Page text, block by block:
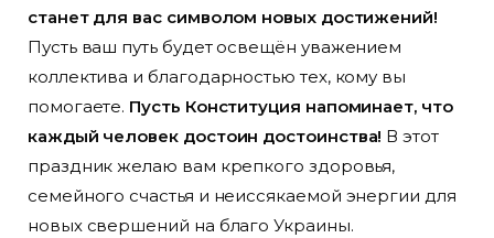
станет для вас символом новых достижений!
Пусть ваш путь будет освещён уважением
коллектива и благодарностью тех, кому вы
помогаете. Пусть Конституция напоминает, что
каждый человек достоин достоинства! В этот
праздник желаю вам крепкого здоровья,
семейного счастья и неиссякаемой энергии для
новых свершений на благо Украины.